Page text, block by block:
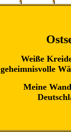
O
Weiße
geheimnisvolle
Meine